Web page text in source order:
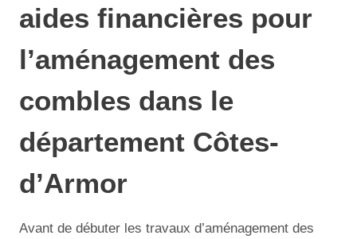
aides financières pour
l’aménagement des
combles dans le
département Côtes-
d’Armor
Avant de débuter les travaux d’aménagement des